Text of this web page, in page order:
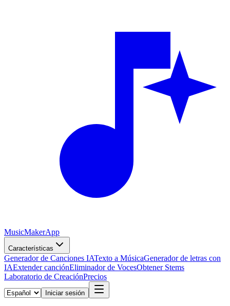
MusicMakerApp
Características
Generador de Canciones IATexto a MúsicaGenerador de letras con
IAExtender canciónEliminador de VocesObtener Stems
Laboratorio de CreaciónPrecios
Iniciar sesión